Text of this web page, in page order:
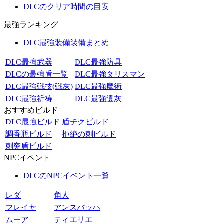
DLCのクリア時間の目安
最強ランキング
DLC最強装備装備まとめ
DLC最強武器
DLC最強防具
DLCの最強盾一覧
DLC最強タリスマン
DLC最強戦技(戦灰) DLC最強魔術
DLC最強祈祷
DLC最強遺灰
おすすめビルド
DLC最強ビルド 盾チクビルド
調香瓶ビルド
拒絶の刺ビルド
刺突盾ビルド
NPCイベント
DLCのNPCイベント一覧
レダ
角人
フレイヤ
アンスバッハ
ムーア
ティエリエ